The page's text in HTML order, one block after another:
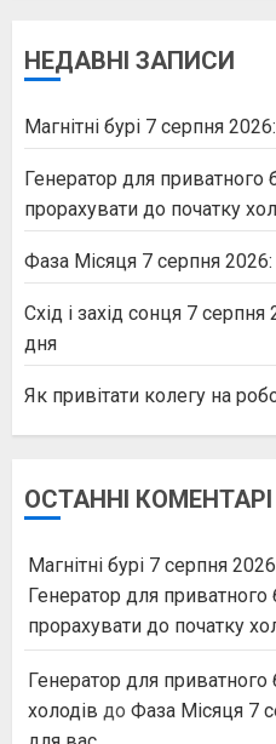
НЕДАВНІ ЗАПИСИ
Магнітні бурі 7 серпня
Генератор для приватного
прорахувати до початку
Фаза Місяця 7 серпня
Схід і захід сонця 7 серпня
дня
Як привітати колегу на
ОСТАННІ КОМЕНТАРІ
Магнітні бурі 7 серпня
Генератор для
прорахувати до початку
Генератор для приватного
холодів до Фаза Місяця 7